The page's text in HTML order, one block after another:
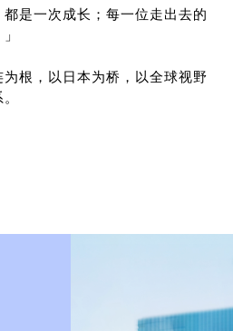
都是一次成长；每一位走出去的
根，以日本为桥，以全球视野